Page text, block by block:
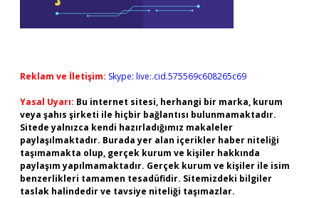
Reklam ve İletişim: Skype: live:.cid.575569c608265c69
Yasal Uyarı: Bu internet sitesi, herhangi bir marka, kurum
veya şahıs şirketi ile hiçbir bağlantısı bulunmamaktadır.
Sitede yalnızca kendi hazırladığımız makaleler
paylaşılmaktadır. Burada yer alan içerikler haber niteliği
taşımamakta olup, gerçek kurum ve kişiler hakkında
paylaşım yapılmamaktadır. Gerçek kurum ve kişiler ile isim
benzerlikleri tamamen tesadüfidir. Sitemizdeki bilgiler
taslak halindedir ve tavsiye niteliği taşımazlar.